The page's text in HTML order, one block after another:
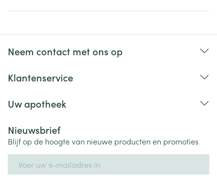
Neem contact met ons op
Klantenservice
Uw apotheek
Nieuwsbrief
Blijf op de hoogte van nieuwe producten en promoties